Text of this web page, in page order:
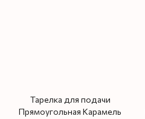
Тарелка для подачи
Прямоугольная Карамель